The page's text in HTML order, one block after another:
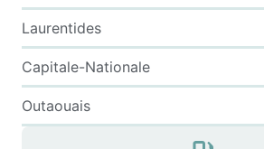
Laurentides
Capitale-Nationale
Outaouais